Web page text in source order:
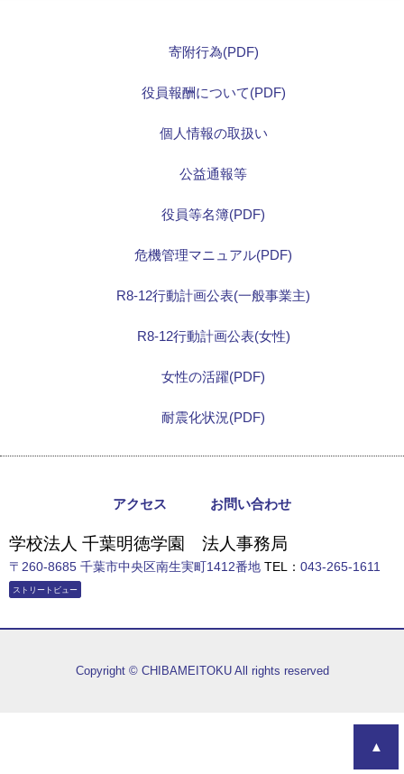
寄附行為(PDF)
役員報酬について(PDF)
個人情報の取扱い
公益通報等
役員等名簿(PDF)
危機管理マニュアル(PDF)
R8-12行動計画公表(一般事業主)
R8-12行動計画公表(女性)
女性の活躍(PDF)
耐震化状況(PDF)
アクセス お問い合わせ
学校法人 千葉明徳学園 法人事務局
〒260-8685 千葉市中央区南生実町1412番地 TEL： 043-265-1611
ストリートビュー
Copyright © CHIBAMEITOKU All rights reserved
▲